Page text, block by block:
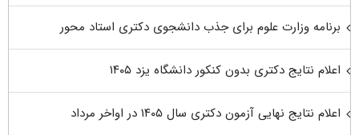
برنامه وزارت علوم برای جذب دانشجوی دکتری استاد محور
اعلام نتایج دکتری بدون کنکور دانشگاه یزد ۱۴۰۵
اعلام نتایج نهایی آزمون دکتری سال ۱۴۰۵ در اواخر مرداد